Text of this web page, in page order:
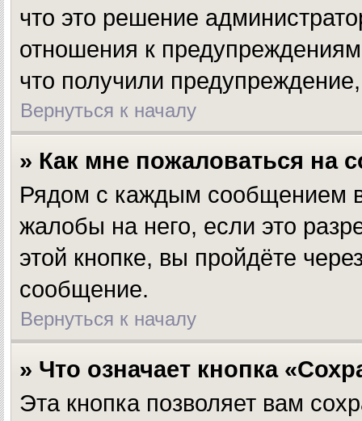
что это решение
отношения к
что получили
Вернуться к началу
» Как мне пожаловаться на
Рядом с каждым сообщением
жалобы на него, если это
этой кнопке, вы пройдёте
сообщение.
Вернуться к началу
» Что означает кнопка
Эта кнопка позволяет вам